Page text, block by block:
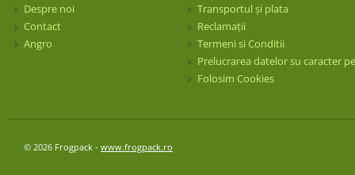
Despre noi
Contact
Angro
Transportul și plata
Reclamații
Termeni si Conditii
Prelucrarea datelor su caracter
Folosim Cookies
© 2026 Frogpack - www.frogpack.ro